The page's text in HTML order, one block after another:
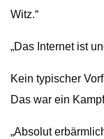
Witz.“
„Das Internet ist
Kein typischer
Das war ein
„Absolut